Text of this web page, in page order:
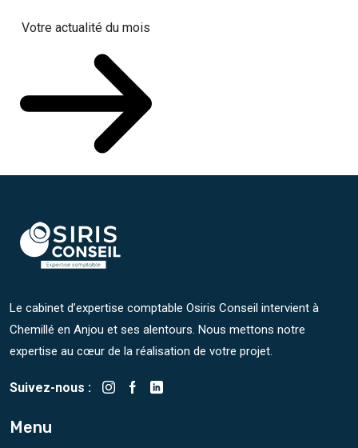
Votre actualité du mois
Le cabinet d’expertise comptable Osiris Conseil intervient à
Chemillé en Anjou et ses alentours. Nous mettons notre
expertise au cœur de la réalisation de votre projet.
Suivez-nous :
Menu